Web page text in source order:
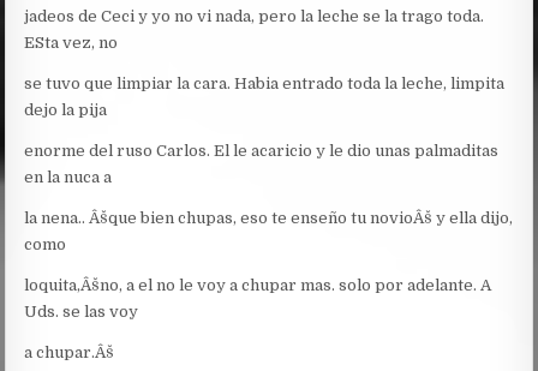
jadeos de Ceci y yo no vi nada, pero la leche se la trago toda.
ESta vez, no
se tuvo que limpiar la cara. Habia entrado toda la leche, limpita
dejo la pija
enorme del ruso Carlos. El le acaricio y le dio unas palmaditas
en la nuca a
la nena.. Âšque bien chupas, eso te enseño tu novioÂš y ella dijo,
como
loquita,Âšno, a el no le voy a chupar mas. solo por adelante. A
Uds. se las voy
a chupar.Âš